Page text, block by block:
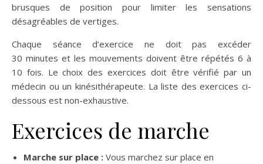
brusques de position pour limiter les sensations
désagréables de vertiges.
Chaque séance d’exercice ne doit pas excéder
30 minutes et les mouvements doivent être répétés 6 à
10 fois. Le choix des exercices doit être vérifié par un
médecin ou un kinésithérapeute. La liste des exercices ci-
dessous est non-exhaustive.
Exercices de marche
Marche sur place : Vous marchez sur place en